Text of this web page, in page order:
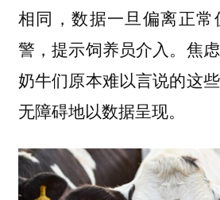
相同，数据一旦偏离正常
警，提示饲养员介入。焦
奶牛们原本难以言说的这
无障碍地以数据呈现。